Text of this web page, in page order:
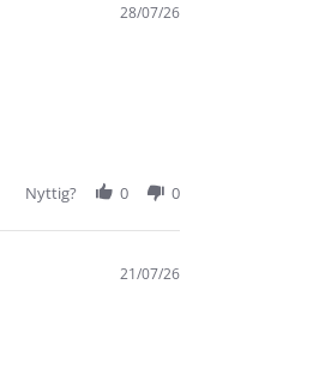
28/07/26
Nyttig? 0 0
21/07/26